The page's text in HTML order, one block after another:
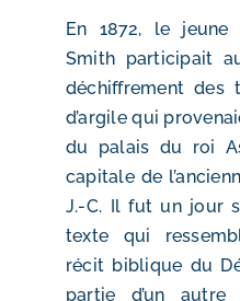
En 1872, le jeune
Smith participait
déchiffrement des
d’argile qui
du palais du roi
capitale de
J.-C. Il fut un jour
texte qui
récit biblique du
partie d’un